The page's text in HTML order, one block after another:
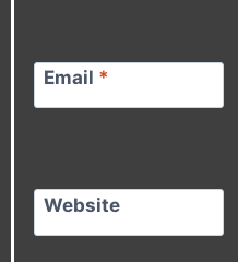
Email *
Website